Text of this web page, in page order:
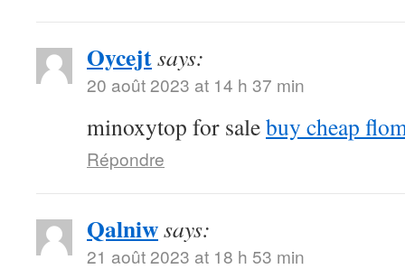
Oycejtsays:
20 août 2023 at 14 h 37 min
minoxytop for salebuy cheap
Répondre
Qalniwsays:
21 août 2023 at 18 h 53 min